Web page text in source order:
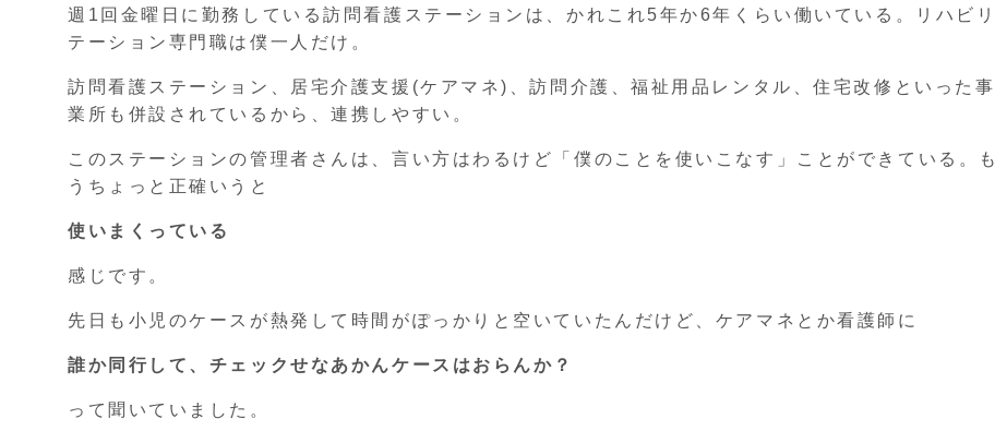
週1回金曜日に勤務している訪問看護ステーションは、かれこれ5年か6年くらい働いている。リハビリ
テーション専門職は僕一人だけ。
訪問看護ステーション、居宅介護支援(ケアマネ)、訪問介護、福祉用品レンタル、住宅改修といった事
業所も併設されているから、連携しやすい。
このステーションの管理者さんは、言い方はわるけど「僕のことを使いこなす」ことができている。も
うちょっと正確いうと
使いまくっている
感じです。
先日も小児のケースが熱発して時間がぽっかりと空いていたんだけど、ケアマネとか看護師に
誰か同行して、チェックせなあかんケースはおらんか？
って聞いていました。